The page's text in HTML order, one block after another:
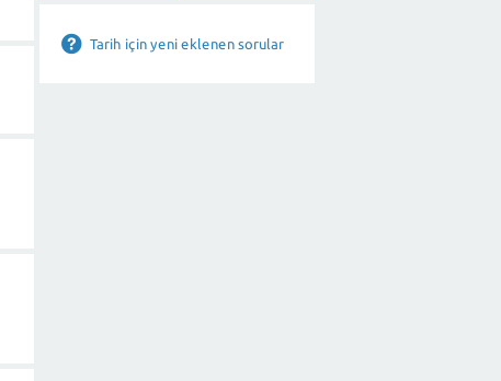
Tarih için yeni eklenen sorular